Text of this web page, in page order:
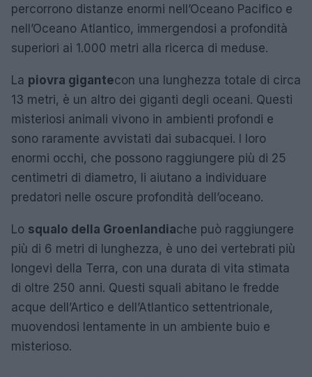
percorrono distanze enormi nell’Oceano Pacifico e
nell’Oceano Atlantico, immergendosi a profondità
superiori ai 1.000 metri alla ricerca di meduse.
La piovra gigantecon una lunghezza totale di circa
13 metri, è un altro dei giganti degli oceani. Questi
misteriosi animali vivono in ambienti profondi e
sono raramente avvistati dai subacquei. I loro
enormi occhi, che possono raggiungere più di 25
centimetri di diametro, li aiutano a individuare
predatori nelle oscure profondità dell’oceano.
Lo squalo della Groenlandiache può raggiungere
più di 6 metri di lunghezza, è uno dei vertebrati più
longevi della Terra, con una durata di vita stimata
di oltre 250 anni. Questi squali abitano le fredde
acque dell’Artico e dell’Atlantico settentrionale,
muovendosi lentamente in un ambiente buio e
misterioso.